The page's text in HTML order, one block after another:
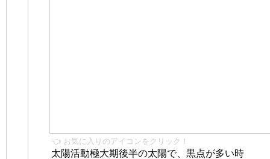
👈 お気に入りのアイコンをクリック！
太陽活動極大期後半の太陽で、黒点が多い時